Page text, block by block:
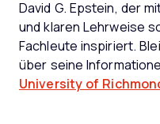
David G. Epstein, der
und klaren Lehrweise
Fachleute inspiriert.
über seine
University of